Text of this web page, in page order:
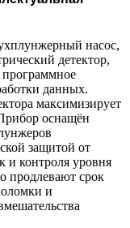
насос,
детектор,
программное
данных.
максимизирует
оснащён
защитой от
и контроля уровня
продлевают срок
и